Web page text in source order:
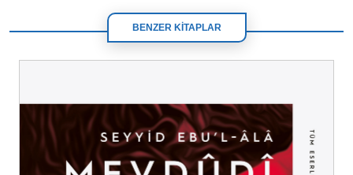
BENZER KİTAPLAR